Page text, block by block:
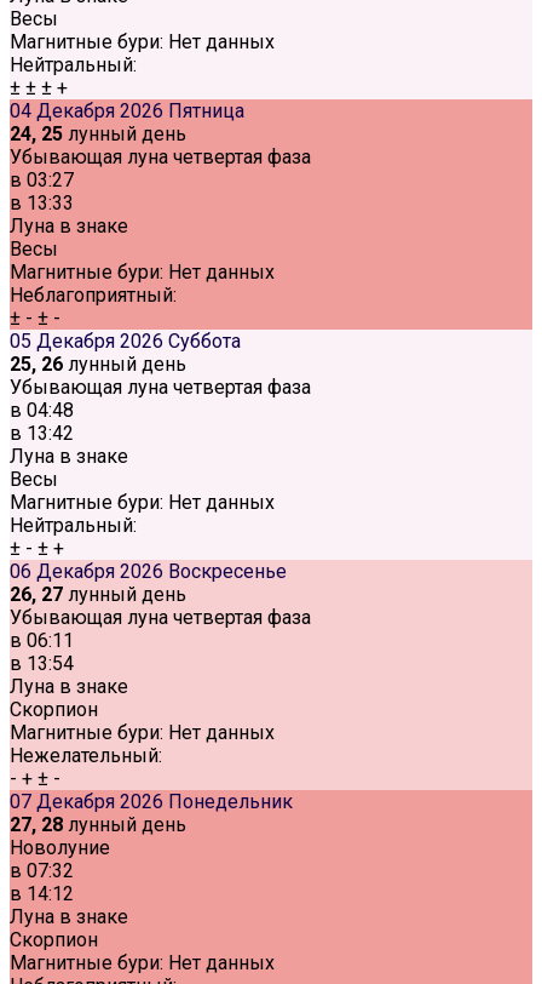
Весы
Магнитные бури: Нет данных
Нейтральный:
± ± ± +
04 Декабря 2026 Пятница
24, 25 лунный день
Убывающая луна четвертая фаза
в 03:27
в 13:33
Луна в знаке
Весы
Магнитные бури: Нет данных
Неблагоприятный:
± - ± -
05 Декабря 2026 Суббота
25, 26 лунный день
Убывающая луна четвертая фаза
в 04:48
в 13:42
Луна в знаке
Весы
Магнитные бури: Нет данных
Нейтральный:
± - ± +
06 Декабря 2026 Воскресенье
26, 27 лунный день
Убывающая луна четвертая фаза
в 06:11
в 13:54
Луна в знаке
Скорпион
Магнитные бури: Нет данных
Нежелательный:
- + ± -
07 Декабря 2026 Понедельник
27, 28 лунный день
Новолуние
в 07:32
в 14:12
Луна в знаке
Скорпион
Магнитные бури: Нет данных